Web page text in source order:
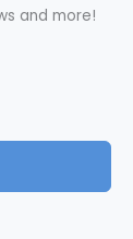
and more!